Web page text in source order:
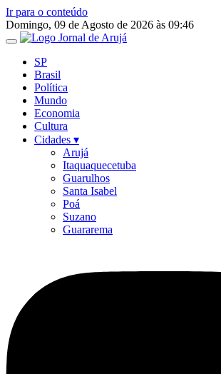
Ir para o conteúdo
Domingo, 09 de Agosto de 2026 às 09:46
SP
Brasil
Política
Mundo
Economia
Cultura
Cidades ▾
Arujá
Itaquaquecetuba
Guarulhos
Santa Isabel
Poá
Suzano
Guararema